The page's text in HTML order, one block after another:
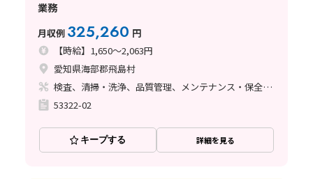
業務
月収例 325,260 円
【時給】1,650～2,063円
愛知県海部郡飛島村
検査、清掃・洗浄、品質管理、メンテナンス・保全、立ち作業、バリ取り
53322-02
キープする 詳細を見る